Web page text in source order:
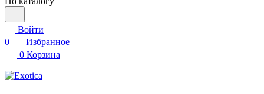
Войти
0
Избранное
0 Корзина